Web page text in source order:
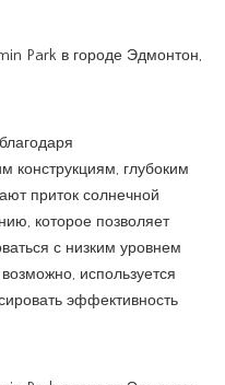
глубоким
приток солнечной
которое позволяет
с низким уровнем
используется
эффективность